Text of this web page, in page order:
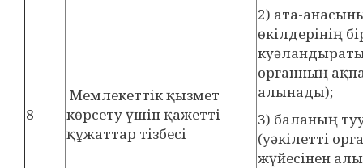
8
Мемлекеттік қызмет
көрсету үшін қажетті
құжаттар тізбесі
2) ата-
өкілдерінің
органның
алынады);
3) баланың
(уәкілетті
жүйесінен